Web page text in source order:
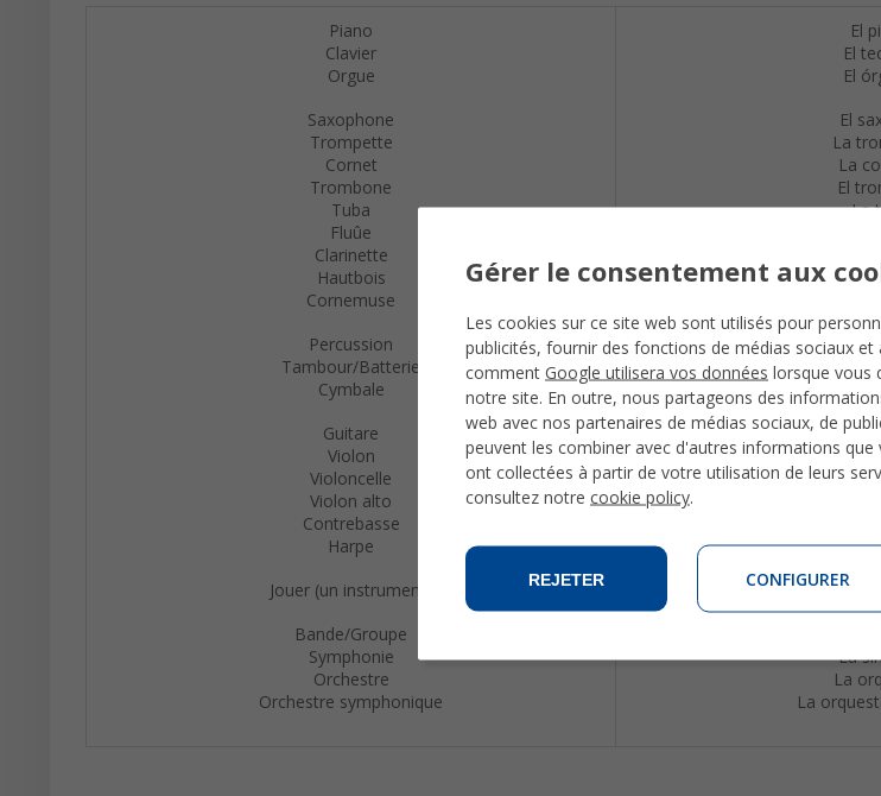
Piano
Clavier
Orgue
Saxophone
Trompette
Cornet
Trombone
Tuba
Fluûe
Clarinette
Hautbois
Cornemuse
Percussion
Tambour/Batterie
Cymbale
Guitare
Violon
Violoncelle
Violon alto
Contrebasse
Harpe
Jouer (un instrument)
Bande/Groupe
Symphonie
Orchestre
Orchestre symphonique
El
El
El
El
La
La
El
La
El
La
El
El
La
El
El
La
La
La
La
Gérer le consentement aux
Les cookies sur ce site web sont utilisés pour
publicités, fournir des fonctions de médias sociaux et
comment Google utilisera vos données lorsque vous
notre site. En outre, nous partageons des
web avec nos partenaires de médias sociaux, de
peuvent les combiner avec d'autres informations
ont collectées à partir de votre utilisation de leurs
consultez notre cookie policy.
REJETER CONFIGURER